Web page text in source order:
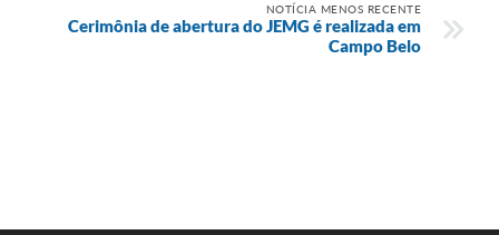
NOTÍCIA MENOS RECENTE
Cerimônia de abertura do JEMG é realizada em
Campo Belo